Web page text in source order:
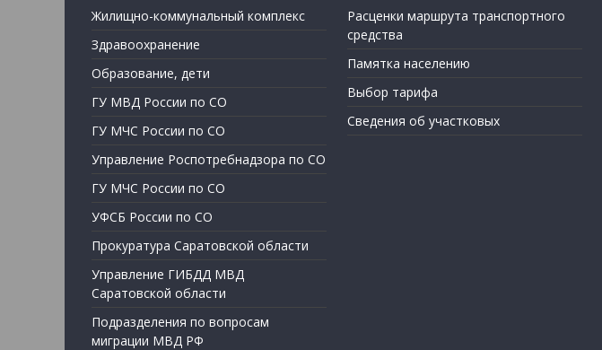
Жилищно-коммунальный комплекс
Здравоохранение
Образование, дети
ГУ МВД России по СО
ГУ МЧС России по СО
Управление Роспотребнадзора по СО
ГУ МЧС России по СО
УФСБ России по СО
Прокуратура Саратовской области
Управление ГИБДД МВД
Саратовской области
Подразделения по вопросам
миграции МВД РФ
Расценки маршрута транспортного
средства
Памятка населению
Выбор тарифа
Сведения об участковых